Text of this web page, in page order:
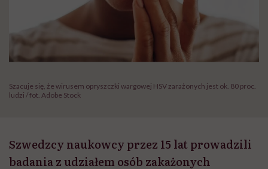
Szacuje się, że wirusem opryszczki wargowej HSV zarażonych jest ok. 80 proc.
ludzi / fot. Adobe Stock
Szwedzcy naukowcy przez 15 lat prowadzili
badania z udziałem osób zakażonych